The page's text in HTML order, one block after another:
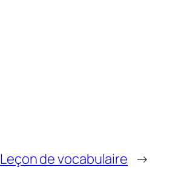
Leçon de vocabulaire →